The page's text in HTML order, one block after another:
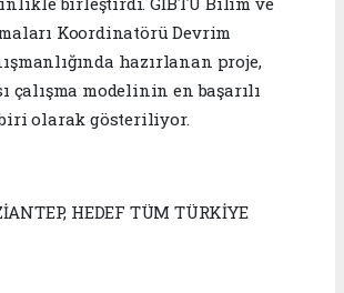
Koordinatörü Devrim
hazırlanan proje,
modelinin en başarılı
olarak gösteriliyor.
HEDEF TÜM TÜRKİYE